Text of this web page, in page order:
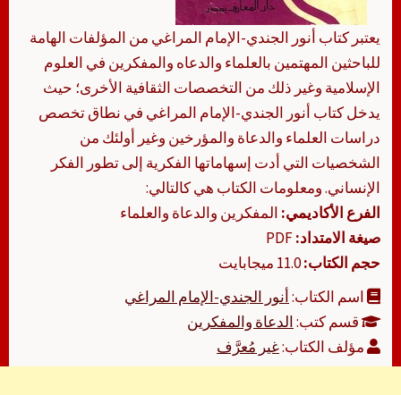
يعتبر كتاب أنور الجندي-الإمام المراغي من المؤلفات الهامة
للباحثين المهتمين بالعلماء والدعاه والمفكرين في العلوم
الإسلامية وغير ذلك من التخصصات الثقافية الأخرى؛ حيث
يدخل كتاب أنور الجندي-الإمام المراغي في نطاق تخصص
دراسات العلماء والدعاة والمؤرخين وغير أولئك من
الشخصيات التي أدت إسهاماتها الفكرية إلى تطور الفكر
الإنساني. ومعلومات الكتاب هي كالتالي:
الفرع الأكاديمي: المفكرين والدعاة والعلماء
صيغة الامتداد:
حجم الكتاب:11.0 ميجابايت
اسم الكتاب:أنور الجندي-الإمام المراغي
قسم كتب:الدعاة والمفكرين
مؤلف الكتاب:غير مُعرَّف